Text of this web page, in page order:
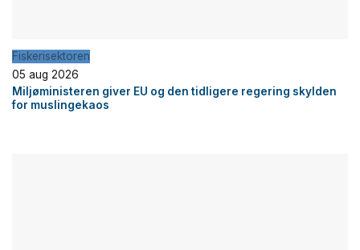
Fiskerisektoren
05 aug 2026
Miljøministeren giver EU og den tidligere regering skylden
for muslingekaos